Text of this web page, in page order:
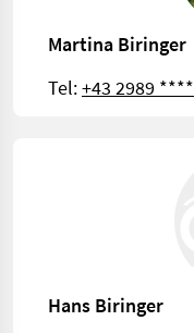
Martina Biringer
Tel:+43 2989 ****
Hans Biringer